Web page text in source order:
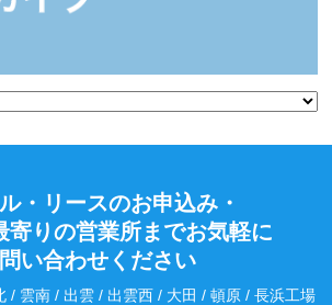
・リースのお申込み・
寄りの営業所までお気軽に
い合わせください
/ 雲南 / 出雲 / 出雲西 / 大田 / 頓原 / 長浜工場